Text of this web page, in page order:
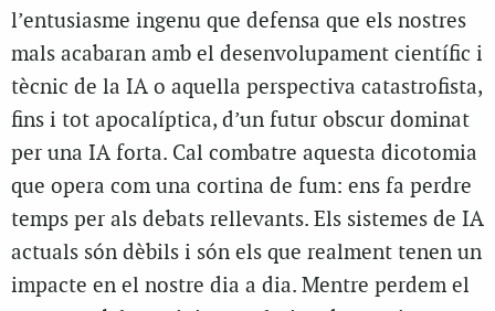
l’entusiasme ingenu que defensa que els nostres
mals acabaran amb el desenvolupament científic i
tècnic de la IA o aquella perspectiva catastrofista,
fins i tot apocalíptica, d’un futur obscur dominat
per una IA forta. Cal combatre aquesta dicotomia
que opera com una cortina de fum: ens fa perdre
temps per als debats rellevants. Els sistemes de IA
actuals són dèbils i són els que realment tenen un
impacte en el nostre dia a dia. Mentre perdem el